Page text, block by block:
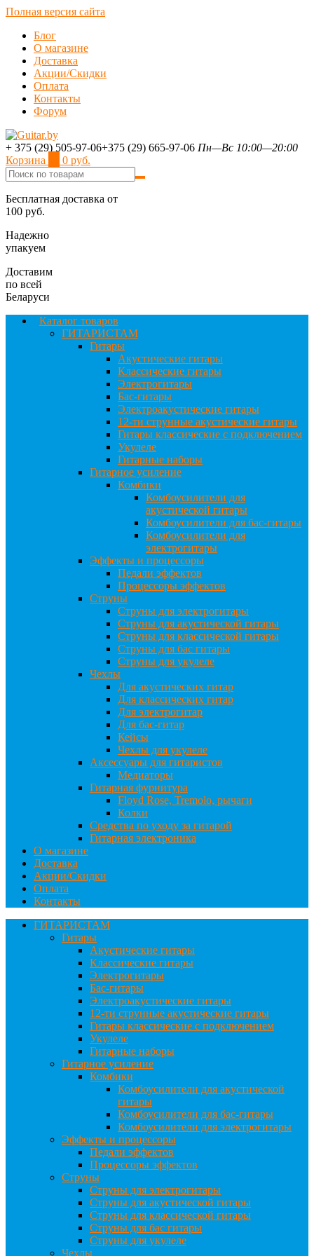
Полная версия сайта
Блог
О магазине
Доставка
Акции/Скидки
Оплата
Контакты
Форум
+ 375 (29) 505-97-06+375 (29) 665-97-06 Пн—Вс 10:00—20:00
Корзина
0 руб.
Бесплатная доставка от
100 руб.
Надежно
упакуем
Доставим
по всей
Беларуси
Каталог товаров
ГИТАРИСТАМ
Гитары
Акустические гитары
Классические гитары
Электрогитары
Бас-гитары
Электроакустические гитары
12-ти струнные акустические гитары
Гитары классические с подключением
Укулеле
Гитарные наборы
Гитарное усиление
Комбики
Комбоусилители для
акустической гитары
Комбоусилители для бас-гитары
Комбоусилители для
электрогитары
Эффекты и процессоры
Педали эффектов
Процессоры эффектов
Струны
Струны для электрогитары
Струны для акустической гитары
Струны для классической гитары
Струны для бас гитары
Струны для укулеле
Чехлы
Для акустических гитар
Для классических гитар
Для электрогитар
Для бас-гитар
Кейсы
Чехлы для укулеле
Аксессуары для гитаристов
Медиаторы
Гитарная фурнитура
Floyd Rose, Tremolo, рычаги
Колки
Средства по уходу за гитарой
Гитарная электроника
О магазине
Доставка
Акции/Скидки
Оплата
Контакты
ГИТАРИСТАМ
Гитары
Акустические гитары
Классические гитары
Электрогитары
Бас-гитары
Электроакустические гитары
12-ти струнные акустические гитары
Гитары классические с подключением
Укулеле
Гитарные наборы
Гитарное усиление
Комбики
Комбоусилители для акустической
гитары
Комбоусилители для бас-гитары
Комбоусилители для электрогитары
Эффекты и процессоры
Педали эффектов
Процессоры эффектов
Струны
Струны для электрогитары
Струны для акустической гитары
Струны для классической гитары
Струны для бас гитары
Струны для укулеле
Чехлы